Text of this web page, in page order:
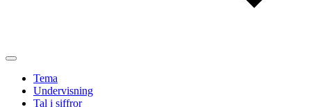
Tema
Undervisning
Tal i siffror